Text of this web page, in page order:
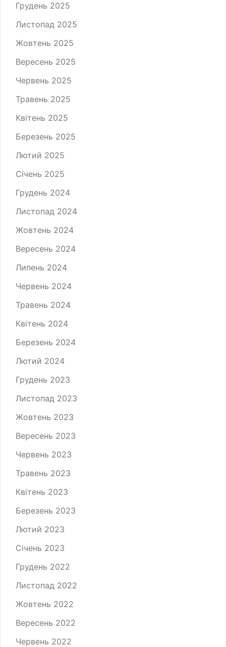
Грудень 2025
Листопад 2025
Жовтень 2025
Вересень 2025
Червень 2025
Травень 2025
Квітень 2025
Березень 2025
Лютий 2025
Січень 2025
Грудень 2024
Листопад 2024
Жовтень 2024
Вересень 2024
Липень 2024
Червень 2024
Травень 2024
Квітень 2024
Березень 2024
Лютий 2024
Грудень 2023
Листопад 2023
Жовтень 2023
Вересень 2023
Червень 2023
Травень 2023
Квітень 2023
Березень 2023
Лютий 2023
Січень 2023
Грудень 2022
Листопад 2022
Жовтень 2022
Вересень 2022
Червень 2022